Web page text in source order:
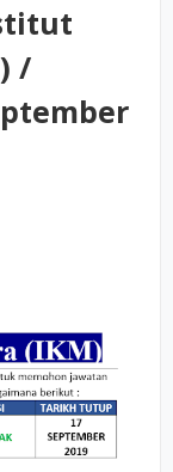
/